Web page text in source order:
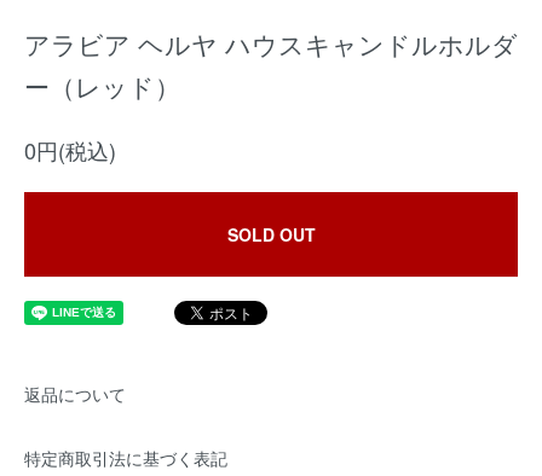
アラビア ヘルヤ ハウスキャンドルホルダ
ー（レッド）
0円(税込)
SOLD OUT
返品について
特定商取引法に基づく表記